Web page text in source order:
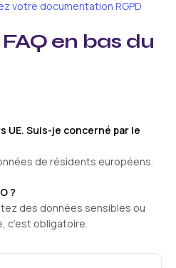
votre documentation RGPD
en bas du
UE. Suis-je concerné par le
de résidents européens.
?
des données sensibles ou
c’est obligatoire.